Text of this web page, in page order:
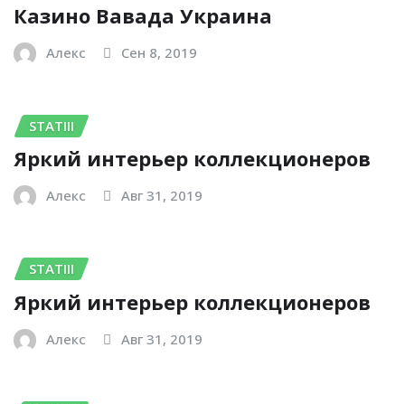
Казино Вавада Украина
Алекс Сен 8, 2019
STATIII
Яркий интерьер коллекционеров
Алекс Авг 31, 2019
STATIII
Яркий интерьер коллекционеров
Алекс Авг 31, 2019